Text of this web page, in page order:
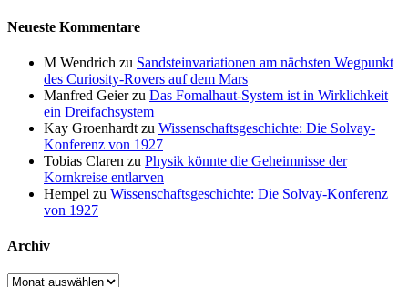
Neueste Kommentare
M Wendrich zu Sandsteinvariationen am nächsten Wegpunkt
des Curiosity-Rovers auf dem Mars
Manfred Geierzu Das Fomalhaut-System ist in Wirklichkeit
ein Dreifachsystem
Kay Groenhardt zu Wissenschaftsgeschichte: Die Solvay-
Konferenz von 1927
Tobias Claren zu Physik könnte die Geheimnisse der
Kornkreise entlarven
Hempel zu Wissenschaftsgeschichte: Die Solvay-Konferenz
von 1927
Archiv
Archiv